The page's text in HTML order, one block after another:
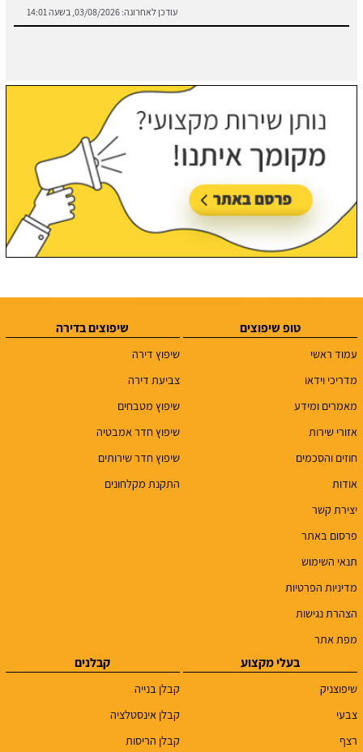
עודכן לאחרונה: 03/08/2026, בשעה 14:01
טופ שיפוצים
עמוד ראשי
מדריכי וידאו
מאמרים ומידע
אזורי שירות
חוזים והסכמים
אודות
יצירת קשר
פרסום באתר
תנאי השימוש
מדיניות הפרטיות
הצהרת נגישות
מפת אתר
שיפוצים בדירה
שיפוץ דירה
צביעת דירה
שיפוץ מטבחים
שיפוץ חדר אמבטיה
שיפוץ חדר שירותים
התקנת מקלחונים
בעלי מקצוע
שיפוצניק
צבעי
רצף
קבלנים
קבלן בנייה
קבלן אינסטלציה
קבלן הריסות